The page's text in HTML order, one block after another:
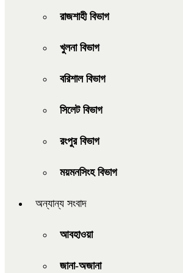
রাজশাহী বিভাগ
খুলনা বিভাগ
বরিশাল বিভাগ
সিলেট বিভাগ
রংপুর বিভাগ
ময়মনসিংহ বিভাগ
অন্যান্য সংবাদ
আবহাওয়া
জানা-অজানা